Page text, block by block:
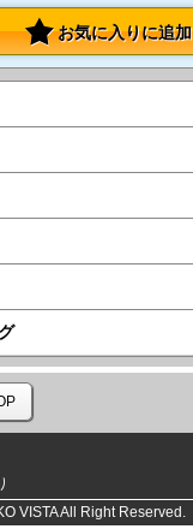
お気に入りに追加
VISTA All Right Reserved.